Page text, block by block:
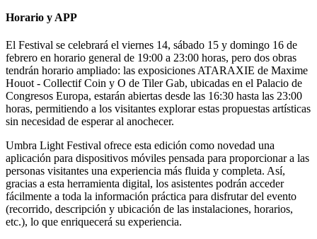
Horario y APP
El Festival se celebrará el viernes 14, sábado 15 y domingo 16 de
febrero en horario general de 19:00 a 23:00 horas, pero dos obras
tendrán horario ampliado: las exposiciones ATARAXIE de Maxime
Houot - Collectif Coin y O de Tiler Gab, ubicadas en el Palacio de
Congresos Europa, estarán abiertas desde las 16:30 hasta las 23:00
horas, permitiendo a los visitantes explorar estas propuestas artísticas
sin necesidad de esperar al anochecer.
Umbra Light Festival ofrece esta edición como novedad una
aplicación para dispositivos móviles pensada para proporcionar a las
personas visitantes una experiencia más fluida y completa. Así,
gracias a esta herramienta digital, los asistentes podrán acceder
fácilmente a toda la información práctica para disfrutar del evento
(recorrido, descripción y ubicación de las instalaciones, horarios,
etc.), lo que enriquecerá su experiencia.